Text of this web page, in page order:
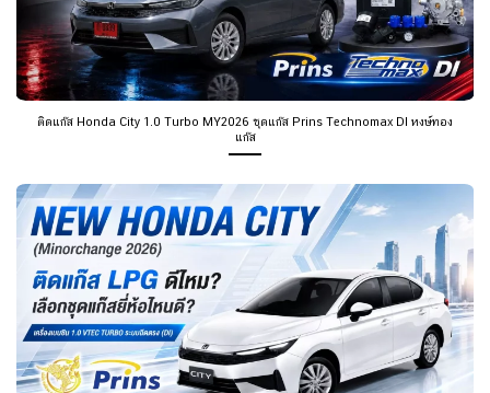
ติดแก๊ส Honda City 1.0 Turbo MY2026 ชุดแก๊ส Prins Technomax DI หงษ์ทอง
แก๊ส